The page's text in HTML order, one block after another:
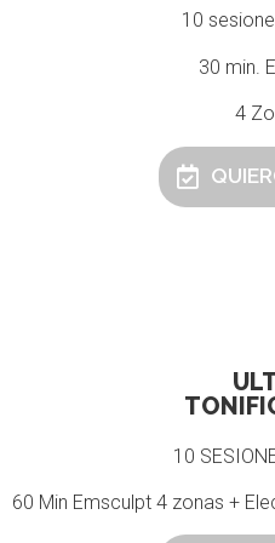
10
30 min.
4
10
60 Min Emsculpt 4 zonas +